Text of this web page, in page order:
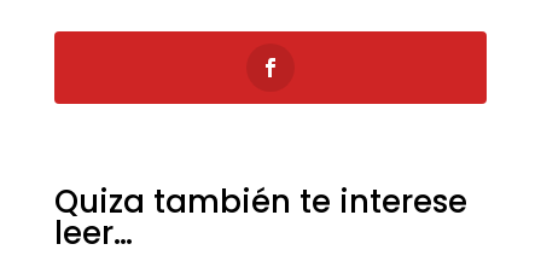
Quiza también te interese
leer…